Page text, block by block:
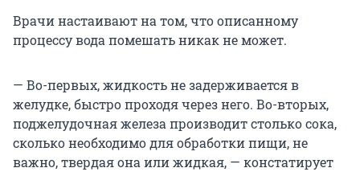
Врачи настаивают на том, что описанному
процессу вода помешать никак не может.
— Во-первых, жидкость не задерживается в
желудке, быстро проходя через него. Во-вторых,
поджелудочная железа производит столько сока,
сколько необходимо для обработки пищи, не
важно, твердая она или жидкая, — констатирует